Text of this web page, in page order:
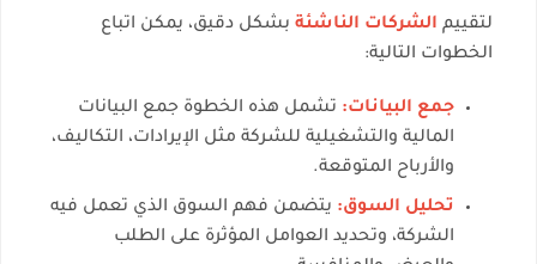
لتقييم الشركات الناشئة بشكل دقيق، يمكن اتباع
الخطوات التالية:
جمع البيانات: تشمل هذه الخطوة جمع البيانات
المالية والتشغيلية للشركة مثل الإيرادات، التكاليف،
والأرباح المتوقعة.
تحليل السوق: يتضمن فهم السوق الذي تعمل فيه
الشركة، وتحديد العوامل المؤثرة على الطلب